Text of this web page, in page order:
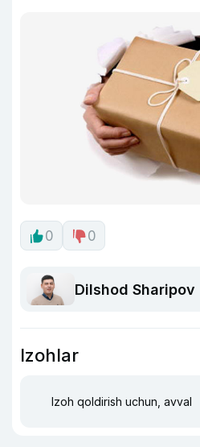
0 0
Dilshod Sharipov
Izohlar
Izoh qoldirish uchun, avval